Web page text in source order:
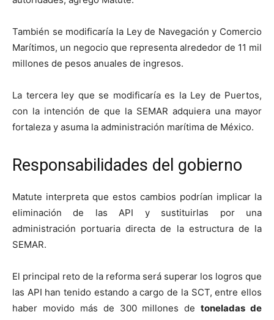
También se modificaría la Ley de Navegación y Comercio
Marítimos, un negocio que representa alrededor de 11 mil
millones de pesos anuales de ingresos.
La tercera ley que se modificaría es la Ley de Puertos,
con la intención de que la SEMAR adquiera una mayor
fortaleza y asuma la administración marítima de México.
Responsabilidades del gobierno
Matute interpreta que estos cambios podrían implicar la
eliminación de las API y sustituirlas por una
administración portuaria directa de la estructura de la
SEMAR.
El principal reto de la reforma será superar los logros que
las API han tenido estando a cargo de la SCT, entre ellos
haber movido más de 300 millones detoneladas de